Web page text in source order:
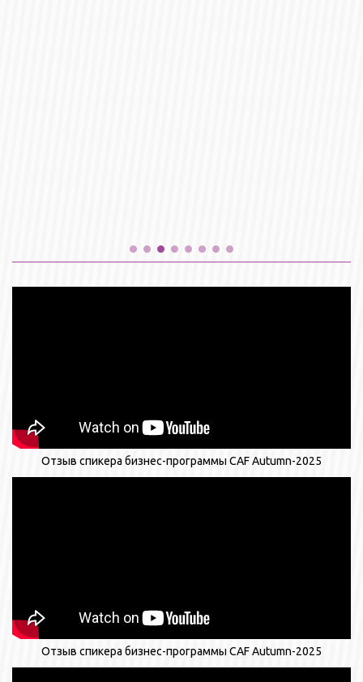
Отзыв спикера бизнес-программы CAF Autumn-2025
Отзыв спикера бизнес-программы CAF Autumn-2025